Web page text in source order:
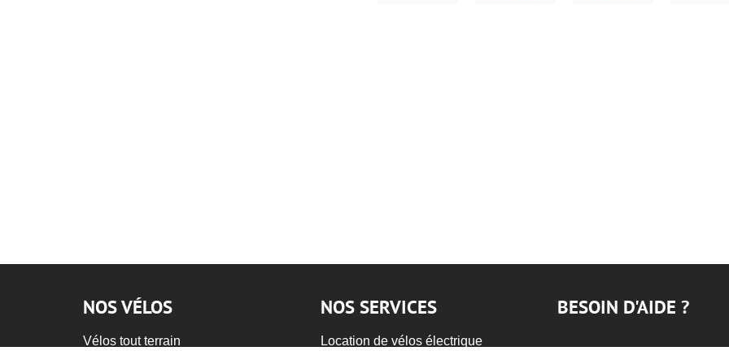
NOS VÉLOS
Vélos tout terrain
NOS SERVICES
Location de vélos électrique
BESOIN D'AIDE ?